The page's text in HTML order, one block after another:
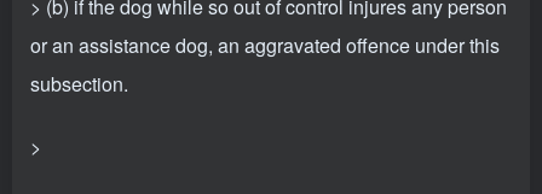
> (b) if the dog while so out of control injures any person
or an assistance dog, an aggravated offence under this
subsection.
>